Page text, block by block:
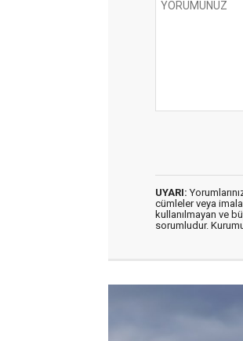
UYARI:
cümleler veya
kullanılmayan ve
sorumludur.